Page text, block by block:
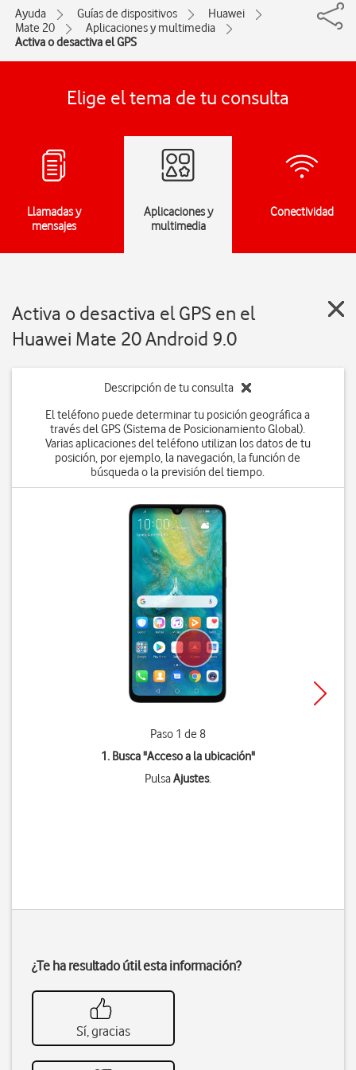
Ayuda Guías de dispositivos
Huawei
Mate 20
Aplicaciones y multimedia
Activa o desactiva el GPS
Elige el tema de tu consulta
Llamadas y
mensajes
Aplicaciones y
multimedia
Conectividad
Activa o desactiva el GPS en el
Huawei Mate 20 Android 9.0
Descripción de tu consulta
El teléfono puede determinar tu posición geográfica a
través del GPS (Sistema de Posicionamiento Global).
Varias aplicaciones del teléfono utilizan los datos de tu
posición, por ejemplo, la navegación, la función de
búsqueda o la previsión del tiempo.
Paso 1 de 8
1. Busca "Acceso a la ubicación"
PulsaAjustes.
¿Te ha resultado útil esta información?
Sí, gracias